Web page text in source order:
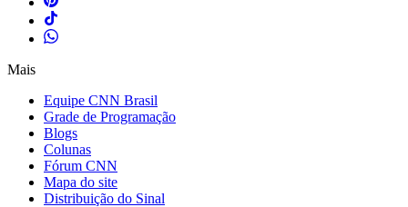
Mais
Equipe CNN Brasil
Grade de Programação
Blogs
Colunas
Fórum CNN
Mapa do site
Distribuição do Sinal